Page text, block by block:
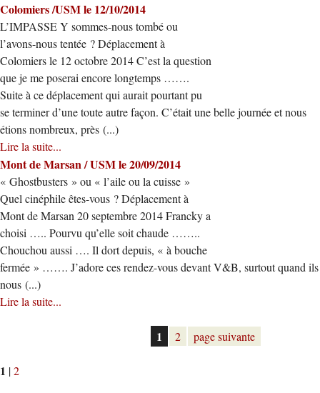
Colomiers /USM le 12/10/2014
L’IMPASSE Y sommes-nous tombé ou
l’avons-nous tentée ? Déplacement à
Colomiers le 12 octobre 2014 C’est la question
que je me poserai encore longtemps …….
Suite à ce déplacement qui aurait pourtant pu
se terminer d’une toute autre façon. C’était une belle journée et nous
étions nombreux, près (...)
Lire la suite...
Mont de Marsan / USM le 20/09/2014
« Ghostbusters » ou « l’aile ou la cuisse »
Quel cinéphile êtes-vous ? Déplacement à
Mont de Marsan 20 septembre 2014 Francky a
choisi ….. Pourvu qu’elle soit chaude ……..
Chouchou aussi …. Il dort depuis, « à bouche
fermée » ……. J’adore ces rendez-vous devant V&B, surtout quand ils
nous (...)
Lire la suite...
1 2 page suivante
1 |2